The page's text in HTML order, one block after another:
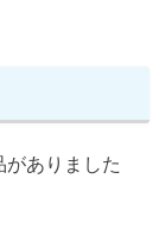
ありました